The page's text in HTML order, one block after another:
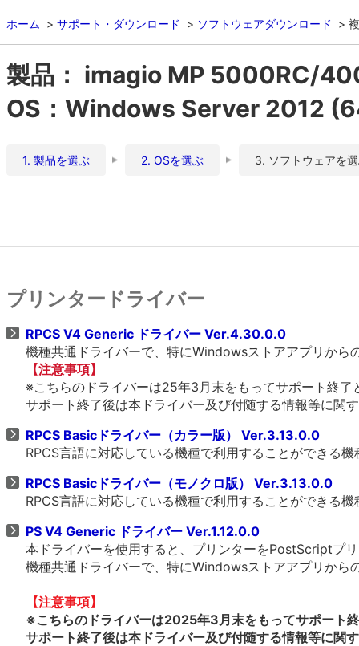
ホーム サポート・ダウンロード ソフトウェアダウンロード
製品： imagio MP 5000RC/
OS：Windows Server 2012
1. 製品を選ぶ 2. OSを選ぶ 3. ソフトウェアを
プリンタードライバー
RPCS V4 Generic ドライバー Ver.4.30.0.0
機種共通ドライバーで、特にWindowsストアアプリから
【注意事項】
※こちらのドライバーは25年3月末をもってサポート終了
サポート終了後は本ドライバー及び付随する情報等に関
RPCS Basicドライバー（カラー版） Ver.3.13.0.0
RPCS言語に対応している機種で利用することができる
RPCS Basicドライバー（モノクロ版） Ver.3.13.0.0
RPCS言語に対応している機種で利用することができる
PS V4 Generic ドライバー Ver.1.12.0.0
本ドライバーを使用すると、プリンターをPostScriptプ
機種共通ドライバーで、特にWindowsストアアプリから
【注意事項】
※こちらのドライバーは2025年3月末をもってサポート
サポート終了後は本ドライバー及び付随する情報等に関